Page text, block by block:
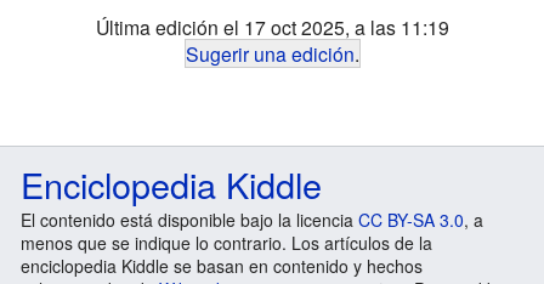
Última edición el 17 oct 2025, a las 11:19
Sugerir una edición.
Enciclopedia Kiddle
El contenido está disponible bajo la licencia CC BY-SA 3.0, a
menos que se indique lo contrario. Los artículos de la
enciclopedia Kiddle se basan en contenido y hechos